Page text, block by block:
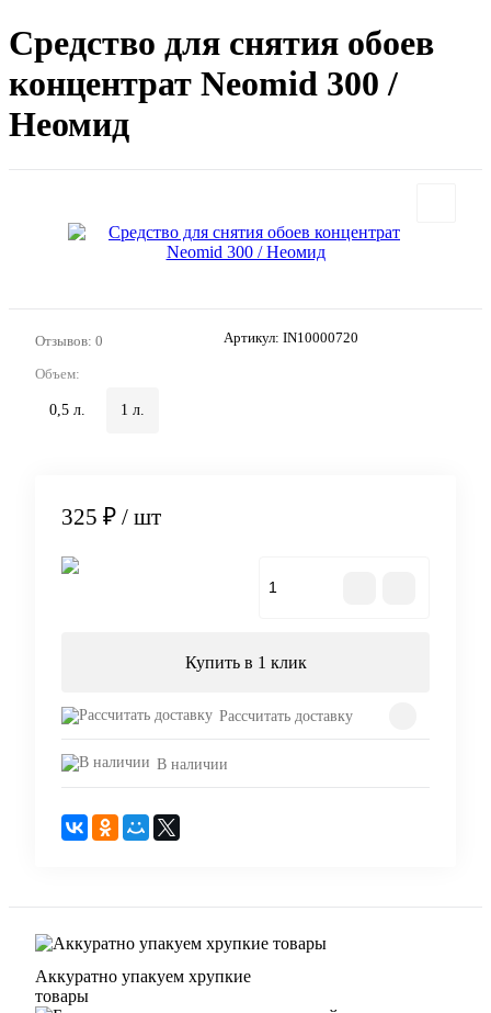
Средство для снятия обоев
концентрат Neomid 300 /
Неомид
Отзывов: 0 Артикул: IN10000720
Объем:
0,5 л. 1 л.
325 ₽ / шт
Купить в 1 клик
Рассчитать доставку
В наличии
Аккуратно упакуем хрупкие
товары